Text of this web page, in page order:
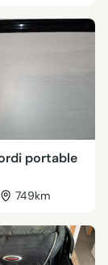
portable
749km